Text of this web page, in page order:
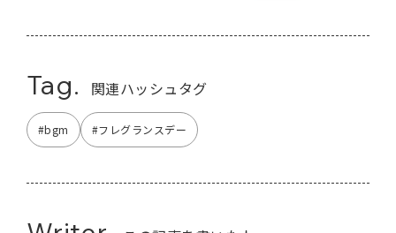
Tag. 関連ハッシュタグ
#bgm #フレグランスデー